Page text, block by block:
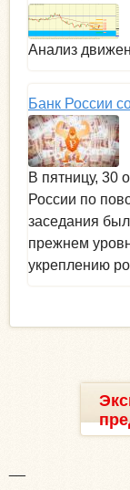
Анализ
Банк России
В пятницу, 30
России по
заседания
прежнем
укреплению